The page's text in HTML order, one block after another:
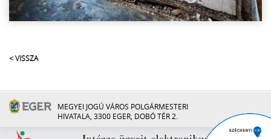
< VISSZA
MEGYEI JOGÚ VÁROS POLGÁRMESTERI
HIVATALA, 3300 EGER, DOBÓ TÉR 2.